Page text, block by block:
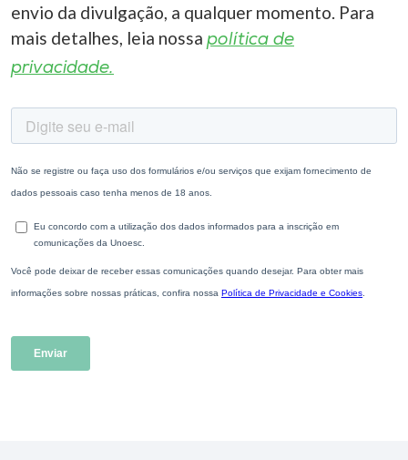
envio da divulgação, a qualquer momento. Para
mais detalhes, leia nossa política de
privacidade.